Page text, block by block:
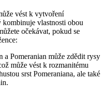
vést k vytvoření
kombinuje vlastnosti ⁣obou‌
očekávat, ​pokud se
a Pomeranian může zdědit rysy
může ⁣vést k rozmanitému⁤
srst‍ Pomeraniana,‌ ale také